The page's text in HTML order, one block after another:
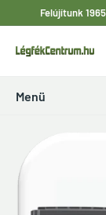
tartalomhoz
Felújítunk
LegfekCentrum.hu
Menü